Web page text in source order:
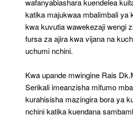
wafanyabiashara kuendelea
katika majukwaa mbalimbali ya
kwa kuvutia wawekezaji wengi
fursa za ajira kwa vijana na
uchumi nchini.
Kwa upande mwingine Rais
Serikali imeanzisha mifumo
kurahisisha mazingira bora ya
nchini katika kuendana